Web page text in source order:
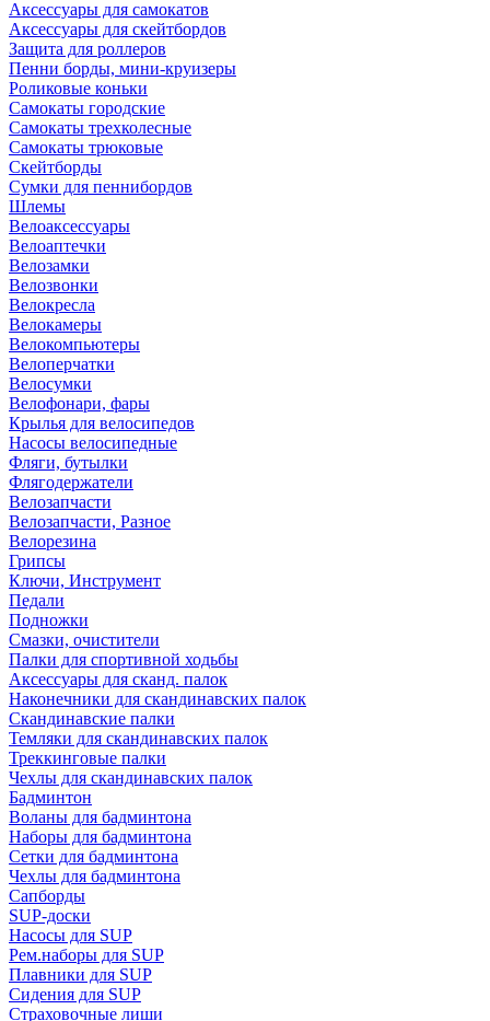
Аксессуары для самокатов
Аксессуары для скейтбордов
Защита для роллеров
Пенни борды, мини-круизеры
Роликовые коньки
Самокаты городские
Самокаты трехколесные
Самокаты трюковые
Скейтборды
Сумки для пеннибордов
Шлемы
Велоаксессуары
Велоаптечки
Велозамки
Велозвонки
Велокресла
Велокамеры
Велокомпьютеры
Велоперчатки
Велосумки
Велофонари, фары
Крылья для велосипедов
Насосы велосипедные
Фляги, бутылки
Флягодержатели
Велозапчасти
Велозапчасти, Разное
Велорезина
Грипсы
Ключи, Инструмент
Педали
Подножки
Смазки, очистители
Палки для спортивной ходьбы
Аксессуары для сканд. палок
Наконечники для скандинавских палок
Скандинавские палки
Темляки для скандинавских палок
Треккинговые палки
Чехлы для скандинавских палок
Бадминтон
Воланы для бадминтона
Наборы для бадминтона
Сетки для бадминтона
Чехлы для бадминтона
Сапборды
SUP-доски
Насосы для SUP
Рем.наборы для SUP
Плавники для SUP
Сидения для SUP
Страховочные лиши